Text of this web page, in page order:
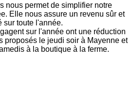
nous permet de simplifier notre
Elle nous assure un revenu sûr et
sur toute l'année.
sur l'année ont une réduction
proposés le jeudi soir à Mayenne et
à la boutique à la ferme.